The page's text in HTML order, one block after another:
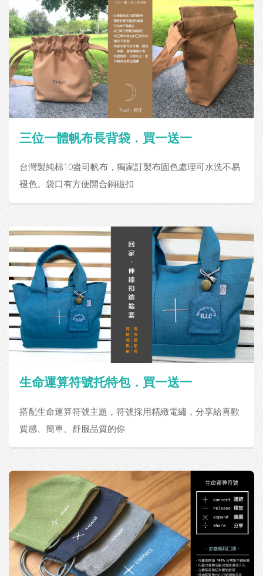
三位一體帆布長背袋．買一送一
台灣製純棉10盎司帆布，獨家訂製布固色處理可水洗不易
褪色。袋口有方便開合銅磁扣
生命運算符號托特包．買一送一
搭配生命運算符號主題，符號採用精緻電繡，分享給喜歡
質感、簡單、舒服品質的你